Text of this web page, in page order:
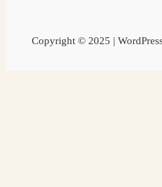
Copyright © 2025 |